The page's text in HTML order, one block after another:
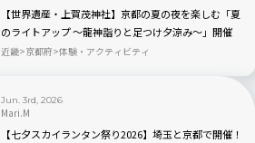
【世界遺産・上賀茂神社】京都の夏の夜を楽しむ「夏
のライトアップ ～龍神詣りと足つけ夕涼み～」開催
近畿 京都府 体験・アクティビティ
Jun. 3rd, 2026
Mari.M
【七夕スカイランタン祭り2026】埼玉と京都で開催！